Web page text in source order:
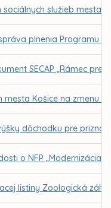
služieb mesta
plnenia Programu
SECAP „Rámec
mesta Košice na zmenu
dôchodku pre
o NFP
listiny Zoologická